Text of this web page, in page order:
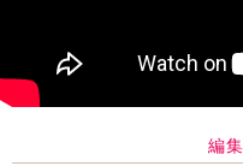
編